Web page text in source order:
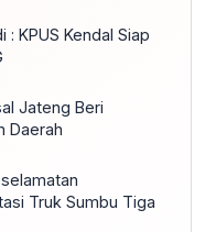
KPUS Kendal Siap
Jateng Beri
Daerah
Truk Sumbu Tiga